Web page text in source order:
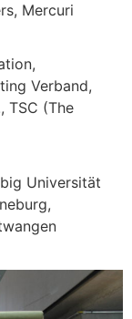
Mercuri
Verband,
TSC (The
Universität